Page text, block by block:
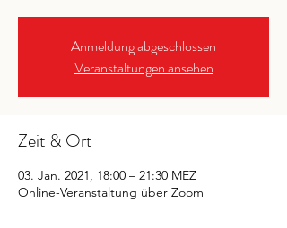
Anmeldung abgeschlossen
Veranstaltungen ansehen
Zeit & Ort
03. Jan. 2021, 18:00 – 21:30 MEZ
Online-Veranstaltung über Zoom